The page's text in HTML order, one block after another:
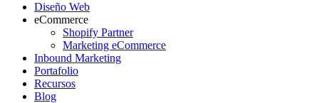
Diseño Web
eCommerce
Shopify Partner
Marketing eCommerce
Inbound Marketing
Portafolio
Recursos
Blog